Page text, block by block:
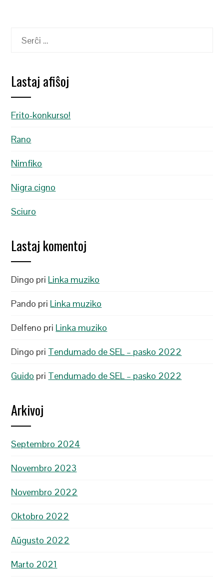
Serĉu:
Lastaj afiŝoj
Frito-konkurso!
Rano
Nimfiko
Nigra cigno
Sciuro
Lastaj komentoj
Dingo pri Linka muziko
Pando pri Linka muziko
Delfeno pri Linka muziko
Dingo pri Tendumado de SEL – pasko 2022
Guido pri Tendumado de SEL – pasko 2022
Arkivoj
Septembro 2024
Novembro 2023
Novembro 2022
Oktobro 2022
Aŭgusto 2022
Marto 2021